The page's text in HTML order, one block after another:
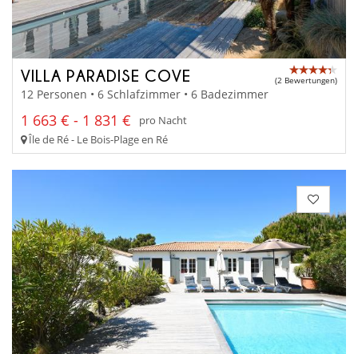
VILLA PARADISE COVE (2 Bewertungen)
12 Personen • 6 Schlafzimmer • 6 Badezimmer
1 663 € - 1 831 €
pro Nacht
Île de Ré - Le Bois-Plage en Ré